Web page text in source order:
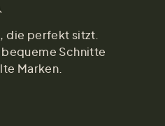
die perfekt sitzt.
Schnitte
Marken.